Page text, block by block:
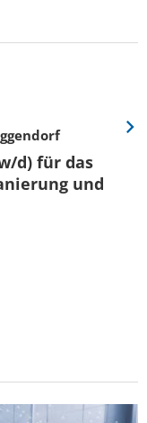
d) für das
und
Eine